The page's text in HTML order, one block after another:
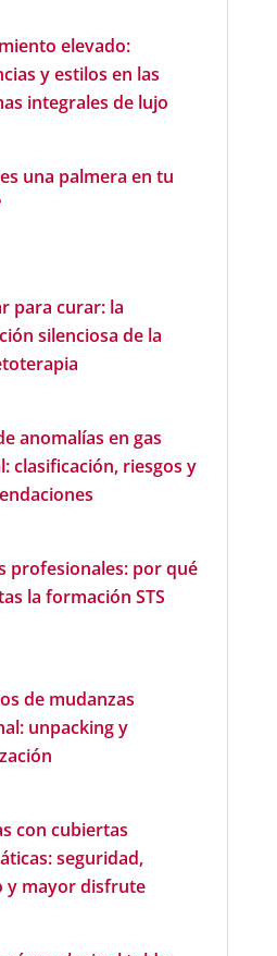
elevado:
y estilos en las
integrales de lujo
una palmera en tu
para curar: la
silenciosa de la
anomalías en gas
clasificación, riesgos y
profesionales: por qué
la formación STS
de mudanzas
unpacking y
con cubiertas
seguridad,
y mayor disfrute